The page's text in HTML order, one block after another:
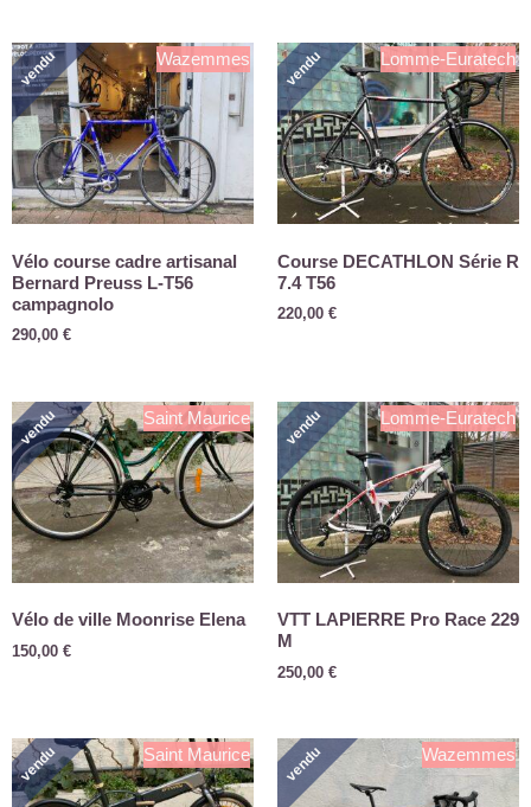
Wazemmes
vendu
Vélo course cadre artisanal
Bernard Preuss L-T56
campagnolo
290,00 €
Lomme-Euratech
vendu
Course DECATHLON Série R
7.4 T56
220,00 €
Saint Maurice
vendu
Vélo de ville Moonrise Elena
150,00 €
Lomme-Euratech
vendu
VTT LAPIERRE Pro Race 229
M
250,00 €
Saint Maurice
vendu Wazemmes
vendu